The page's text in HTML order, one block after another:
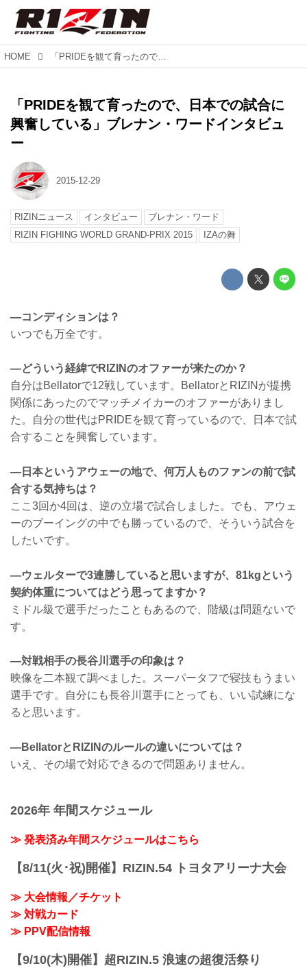
HOME 「PRIDEを観て育ったので、日本での試合に興奮している」ブレナン・ワードインタビュー
「PRIDEを観て育ったので、日本での試合に
興奮している」ブレナン・ワードインタビュ
ー
2015-12-29
RIZINニュース インタビュー
ブレナン・ワード
RIZIN FIGHING WORLD GRAND-PRIX 2015
IZAの舞
—コンディションは？
いつでも万全です。
—どういう経緯でRIZINのオファーが来たのか？
自分はBellatorで12戦しています。BellatorとRIZINが提携
関係にあったのでマッチメイカーのオファーがありまし
た。自分の世代はPRIDEを観て育っているので、日本で試
合することを興奮しています。
—日本というアウェーの地で、何万人ものファンの前で試
合する気持ちは？
ここ3回か4回は、逆の立場で試合しました。でも、アウェ
ーのブーイングの中でも勝っているので、そういう試合を
したいです。
—ウェルターで3連勝していると思いますが、81kgという
契約体重についてはどう思ってますか？
ミドル級で選手だったこともあるので、階級は問題ないで
す。
—対戦相手の長谷川選手の印象は？
映像を二本観て調べました。スーパータフで寝技もうまい
選手です。自分にも長谷川選手にとっても、いい試練にな
ると思います。
—BellatorとRIZINのルールの違いについては？
いえ、その場で対応できるので問題ありません。
2026年 年間スケジュール
≫ 発表済み年間スケジュールはこちら
【8/11(火･祝)開催】RIZIN.54 トヨタアリーナ大会
≫ 大会情報／チケット
≫ 対戦カード
≫ PPV配信情報
【9/10(木)開催】超RIZIN.5 浪速の超復活祭り